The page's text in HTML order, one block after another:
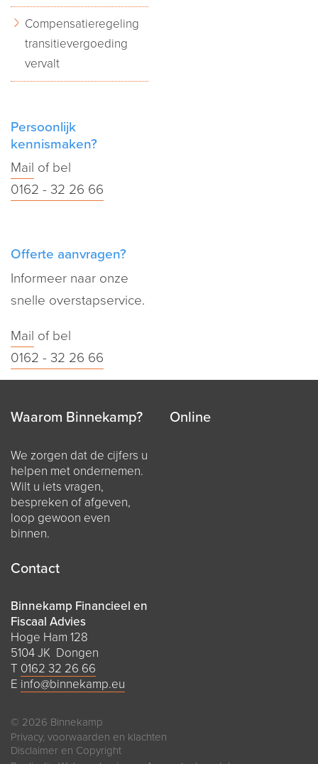
Compensatieregeling
transitievergoeding
vervalt
Persoonlijk
kennismaken?
Mail of bel
0162 - 32 26 66
Offerte aanvragen?
Informeer naar onze
snelle overstapservice.
Mail of bel
0162 - 32 26 66
Waarom Binnekamp?
We zorgen dat de cijfers u
helpen met ondernemen.
Wilt u iets vragen,
bespreken of afgeven,
loop gewoon even
binnen.
Online
Contact
Binnekamp Financieel en
Fiscaal Advies
Hoge Ham 128
5104 JK Dongen
T 0162 32 26 66
E info@binnekamp.eu
© 2026 Binnekamp
Privacy, voorwaarden en klachten
Disclaimer en Copyright